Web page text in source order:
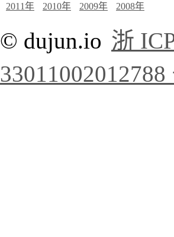
2011年
2010年 2009年 2008年
© dujun.io 浙
33011002012788